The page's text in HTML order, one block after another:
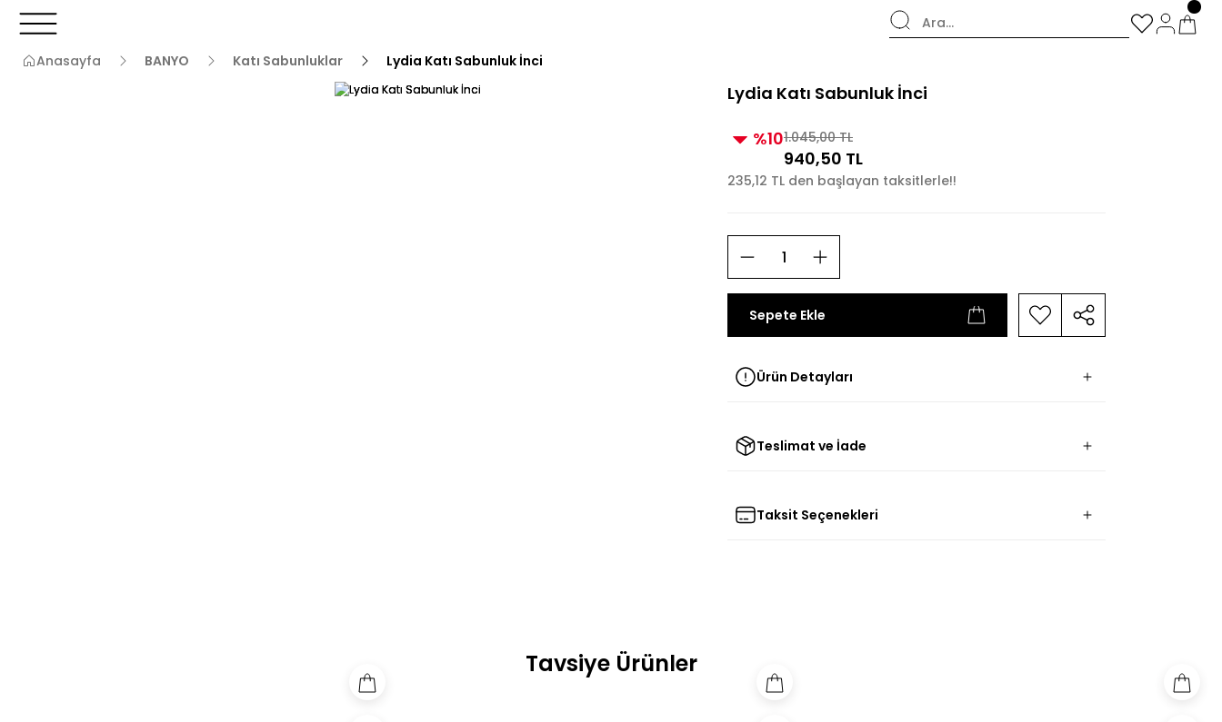
3000 TL ve Üzeri Alışverişlerde Kargo Bedava!
3000 TL ve Üzeri Alışverişlerde Kargo Bedava!
3000 TL ve Üzeri Alışverişlerde Kargo Bedava!
Anasayfa
BANYO Katı Sabunluklar Lydia Katı Sabunluk İnci
Lydia Katı Sabunluk İnci
%101.045,00 TL
940,50 TL
235,12 TL den başlayan taksitlerle!!
Sepete Ekle
Ürün Detayları
Teslimat ve İade
Taksit Seçenekleri
Tavsiye Ürünler